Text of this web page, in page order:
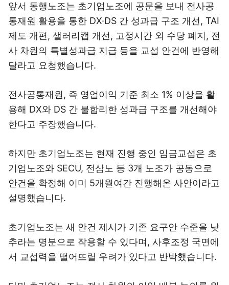
앞서 동행노조는 초기업노조에 공문을 보내 전사공
통재원 활용을 통한 DX·DS 간 성과급 구조 개선, TAI
제도 개편, 샐러리캡 개선, 고정시간 외 수당 폐지, 전
사 차원의 특별성과급 지급 등을 교섭 안건에 반영해
달라고 요청했습니다.
전사공통재원, 즉 영업이익 기준 최소 1% 이상을 활
용해 DX와 DS 간 불합리한 성과급 구조를 개선해야
한다고 주장했습니다.
하지만 초기업노조는 현재 진행 중인 임금교섭은 초
기업노조와 SECU, 전삼노 등 3개 노조가 공동으로
안건을 확정해 이미 5개월여간 진행해온 사안이라고
설명했습니다.
초기업노조는 새 안건 제시가 기존 요구안 수준을 낮
추라는 명분으로 작용할 수 있다며, 사후조정 국면에
서 교섭력을 떨어뜨릴 우려가 있다고 반박했습니다.